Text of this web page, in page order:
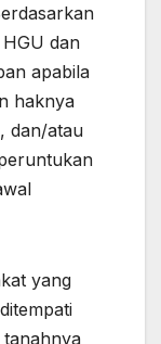
dan
apabila
haknya
dan/atau
yang